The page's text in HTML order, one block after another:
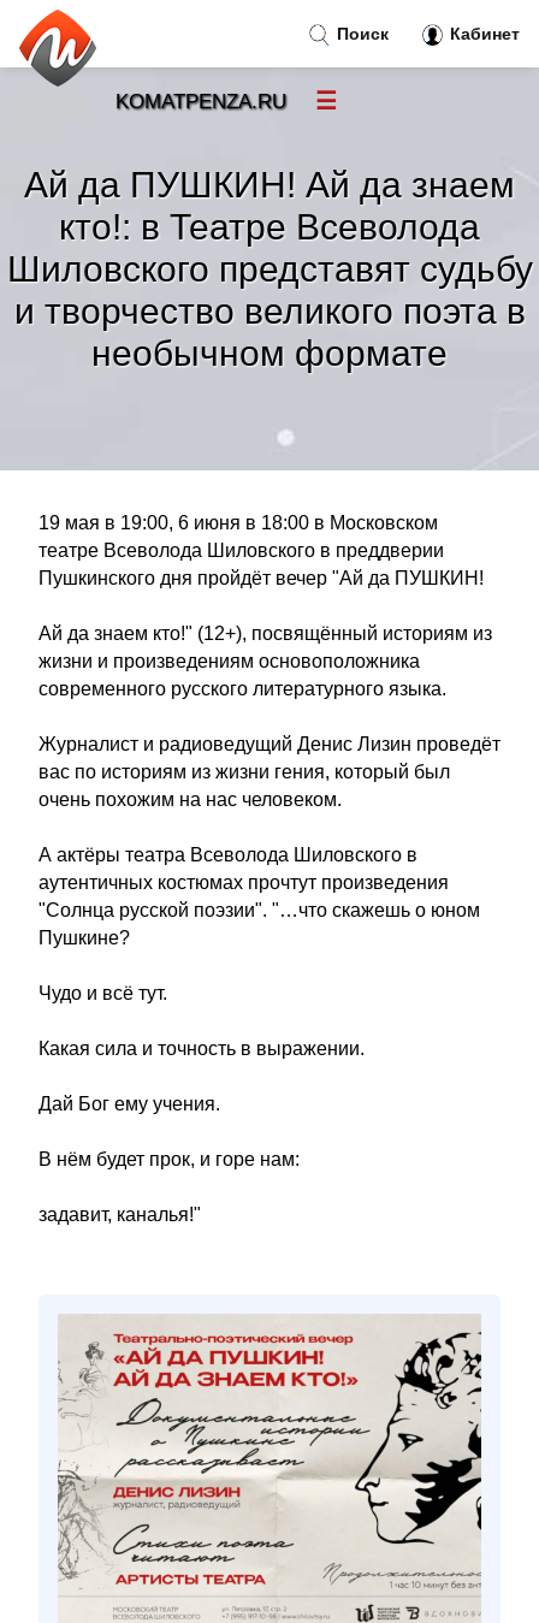
Ай да ПУШКИН! Ай да знаем
кто!: в Театре Всеволода
Шиловского представят судьбу
и творчество великого поэта в
необычном формате
19 мая в 19:00, 6 июня в 18:00 в Московском
театре Всеволода Шиловского в преддверии
Пушкинского дня пройдёт вечер "Ай да ПУШКИН!
Ай да знаем кто!" (12+), посвящённый историям из
жизни и произведениям основоположника
современного русского литературного языка.
Журналист и радиоведущий Денис Лизин проведёт
вас по историям из жизни гения, который был
очень похожим на нас человеком.
А актёры театра Всеволода Шиловского в
аутентичных костюмах прочтут произведения
"Солнца русской поэзии". "…что скажешь о юном
Пушкине?
Чудо и всё тут.
Какая сила и точность в выражении.
Дай Бог ему учения.
В нём будет прок, и горе нам:
задавит, каналья!"
Поиск Кабинет
KOMATPENZA.RU ☰
Новости»
Тренды новостей
Рубрики»